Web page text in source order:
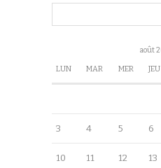
août
LUN MAR MER JEU
3 4 5 6
10 11 12 13